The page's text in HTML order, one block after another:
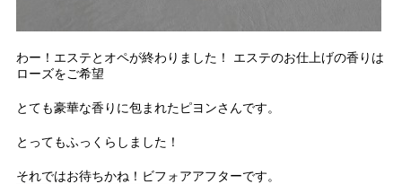
わー！エステとオペが終わりました！ エステのお仕上げの香りは
ローズをご希望
とても豪華な香りに包まれたピヨンさんです。
とってもふっくらしました！
それではお待ちかね！ビフォアアフターです。